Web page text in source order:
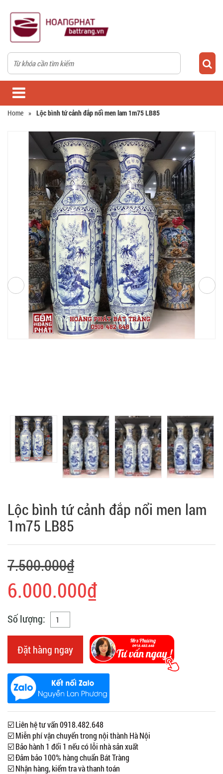
Home » Lộc bình tứ cảnh đắp nổi men lam 1m75 LB85
Lộc bình tứ cảnh đắp nổi men lam
1m75 LB85
7.500.000₫
6.000.000₫
Số lượng:
Đặt hàng ngay
☑️ Liên hệ tư vấn 0918.482.648
☑️ Miễn phí vận chuyển trong nội thành Hà Nội
☑️ Bảo hành 1 đổi 1 nếu có lỗi nhà sản xuất
☑️ Đảm bảo 100% hàng chuẩn Bát Tràng
☑️ Nhận hàng, kiểm tra và thanh toán